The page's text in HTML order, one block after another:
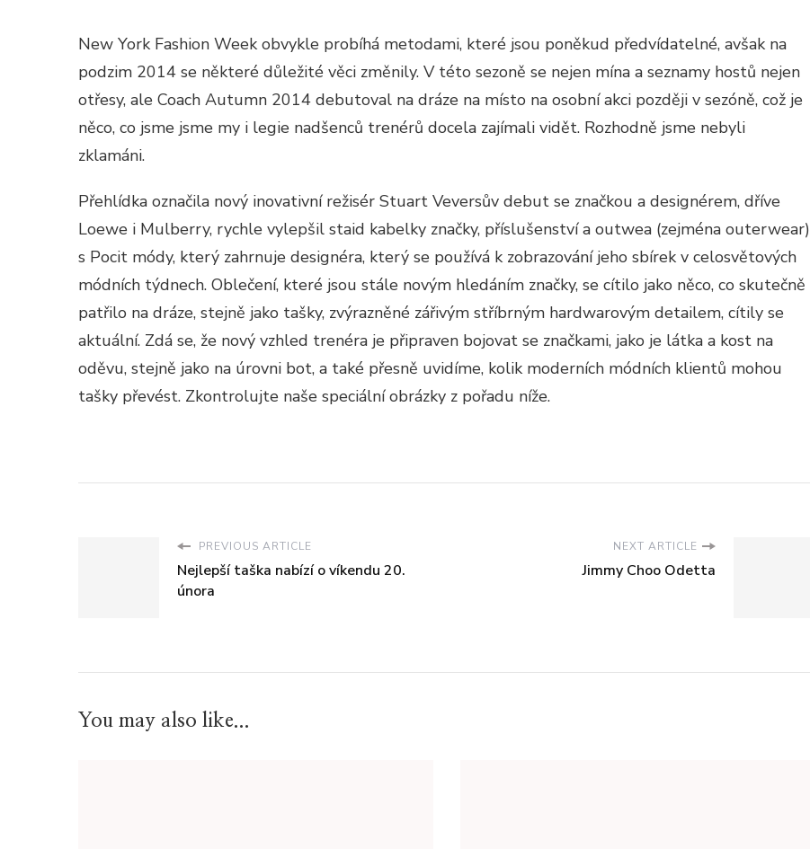
PRVNÍ
POŘAD
DRÁHY
PRO
DEBUT
VEVERS
New York Fashion Week obvykle probíhá metodami, které jsou poněkud předvídatelné, avšak na
podzim 2014 se některé důležité věci změnily. V této sezoně se nejen mína a seznamy hostů nejen
otřesy, ale Coach Autumn 2014 debutoval na dráze na místo na osobní akci později v sezóně, což je
něco, co jsme jsme my i legie nadšenců trenérů docela zajímali vidět. Rozhodně jsme nebyli
zklamáni.
Přehlídka označila nový inovativní režisér Stuart Veversův debut se značkou a designérem, dříve
Loewe i Mulberry, rychle vylepšil staid kabelky značky, příslušenství a outwea (zejména outerwear)
s Pocit módy, který zahrnuje designéra, který se používá k zobrazování jeho sbírek v celosvětových
módních týdnech. Oblečení, které jsou stále novým hledáním značky, se cítilo jako něco, co skutečně
patřilo na dráze, stejně jako tašky, zvýrazněné zářivým stříbrným hardwarovým detailem, cítily se
aktuální. Zdá se, že nový vzhled trenéra je připraven bojovat se značkami, jako je látka a kost na
oděvu, stejně jako na úrovni bot, a také přesně uvidíme, kolik moderních módních klientů mohou
tašky převést. Zkontrolujte naše speciální obrázky z pořadu níže.
PREVIOUS ARTICLE
Nejlepší taška nabízí o víkendu 20.
února
NEXT ARTICLE
Jimmy Choo Odetta
You may also like...